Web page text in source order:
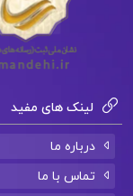
لینک های مفید
درباره ما
تماس با ما